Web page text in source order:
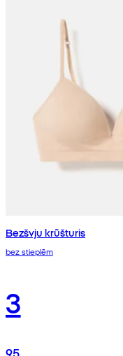
Bezšvju krūšturis
bez stieplēm
3